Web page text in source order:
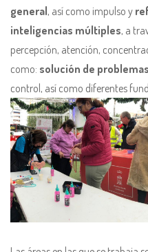
general, así como impulso y
inteligencias múltiples, a
percepción, atención,
como: solución de problemas
control, así como diferentes